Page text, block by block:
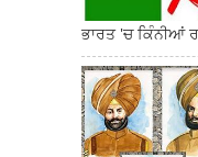
ਭਾਰਤ 'ਚ ਕਿੰਨੀਆਂ